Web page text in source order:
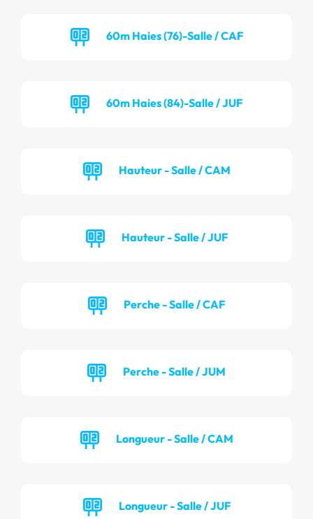
60m Haies (76)-Salle / CAF
60m Haies (84)-Salle / JUF
Hauteur - Salle / CAM
Hauteur - Salle / JUF
Perche - Salle / CAF
Perche - Salle / JUM
Longueur - Salle / CAM
Longueur - Salle / JUF